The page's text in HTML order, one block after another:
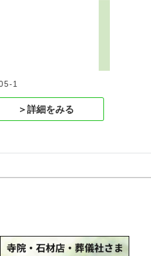
1
＞詳細をみる